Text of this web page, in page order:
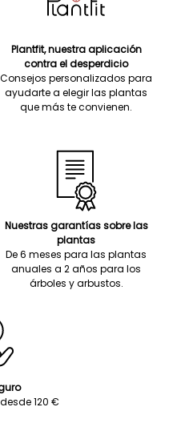
Plantfit, nuestra aplicación
contra el desperdicio
Consejos personalizados para
ayudarte a elegir las plantas
que más te convienen.
Nuestras garantías sobre las
plantas
De 6 meses para las plantas
anuales a 2 años para los
árboles y arbustos.
120 €